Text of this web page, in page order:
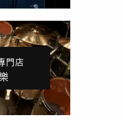
門店